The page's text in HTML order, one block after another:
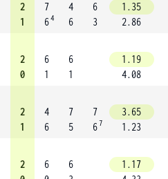
2
1
7
64
4
6
6
3
1.35
2.86
2
0
6
1
6
1
1.19
4.08
2
1
4
6
7
5
7
67
3.65
1.23
2
6
6
1.17